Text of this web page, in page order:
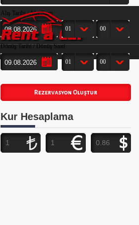
Alış Tarihi / Alış Saati
01 00
Dönüş Tarihi / Dönüş Saati
01 00
Kur Hesaplama